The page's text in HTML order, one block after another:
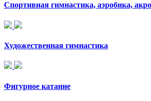
Спортивная гимнастика, аэробика,
Художественная гимнастика
Фигурное катание